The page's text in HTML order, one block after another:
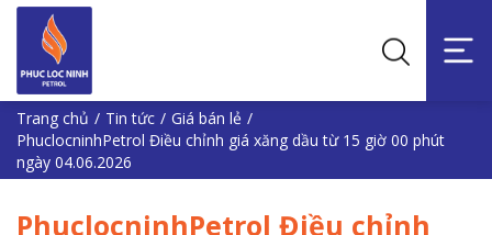
Trang chủ / Tin tức / Giá bán lẻ /
PhuclocninhPetrol Điều chỉnh giá xăng dầu từ 15 giờ 00 phút
ngày 04.06.2026
PhuclocninhPetrol Điều chỉnh